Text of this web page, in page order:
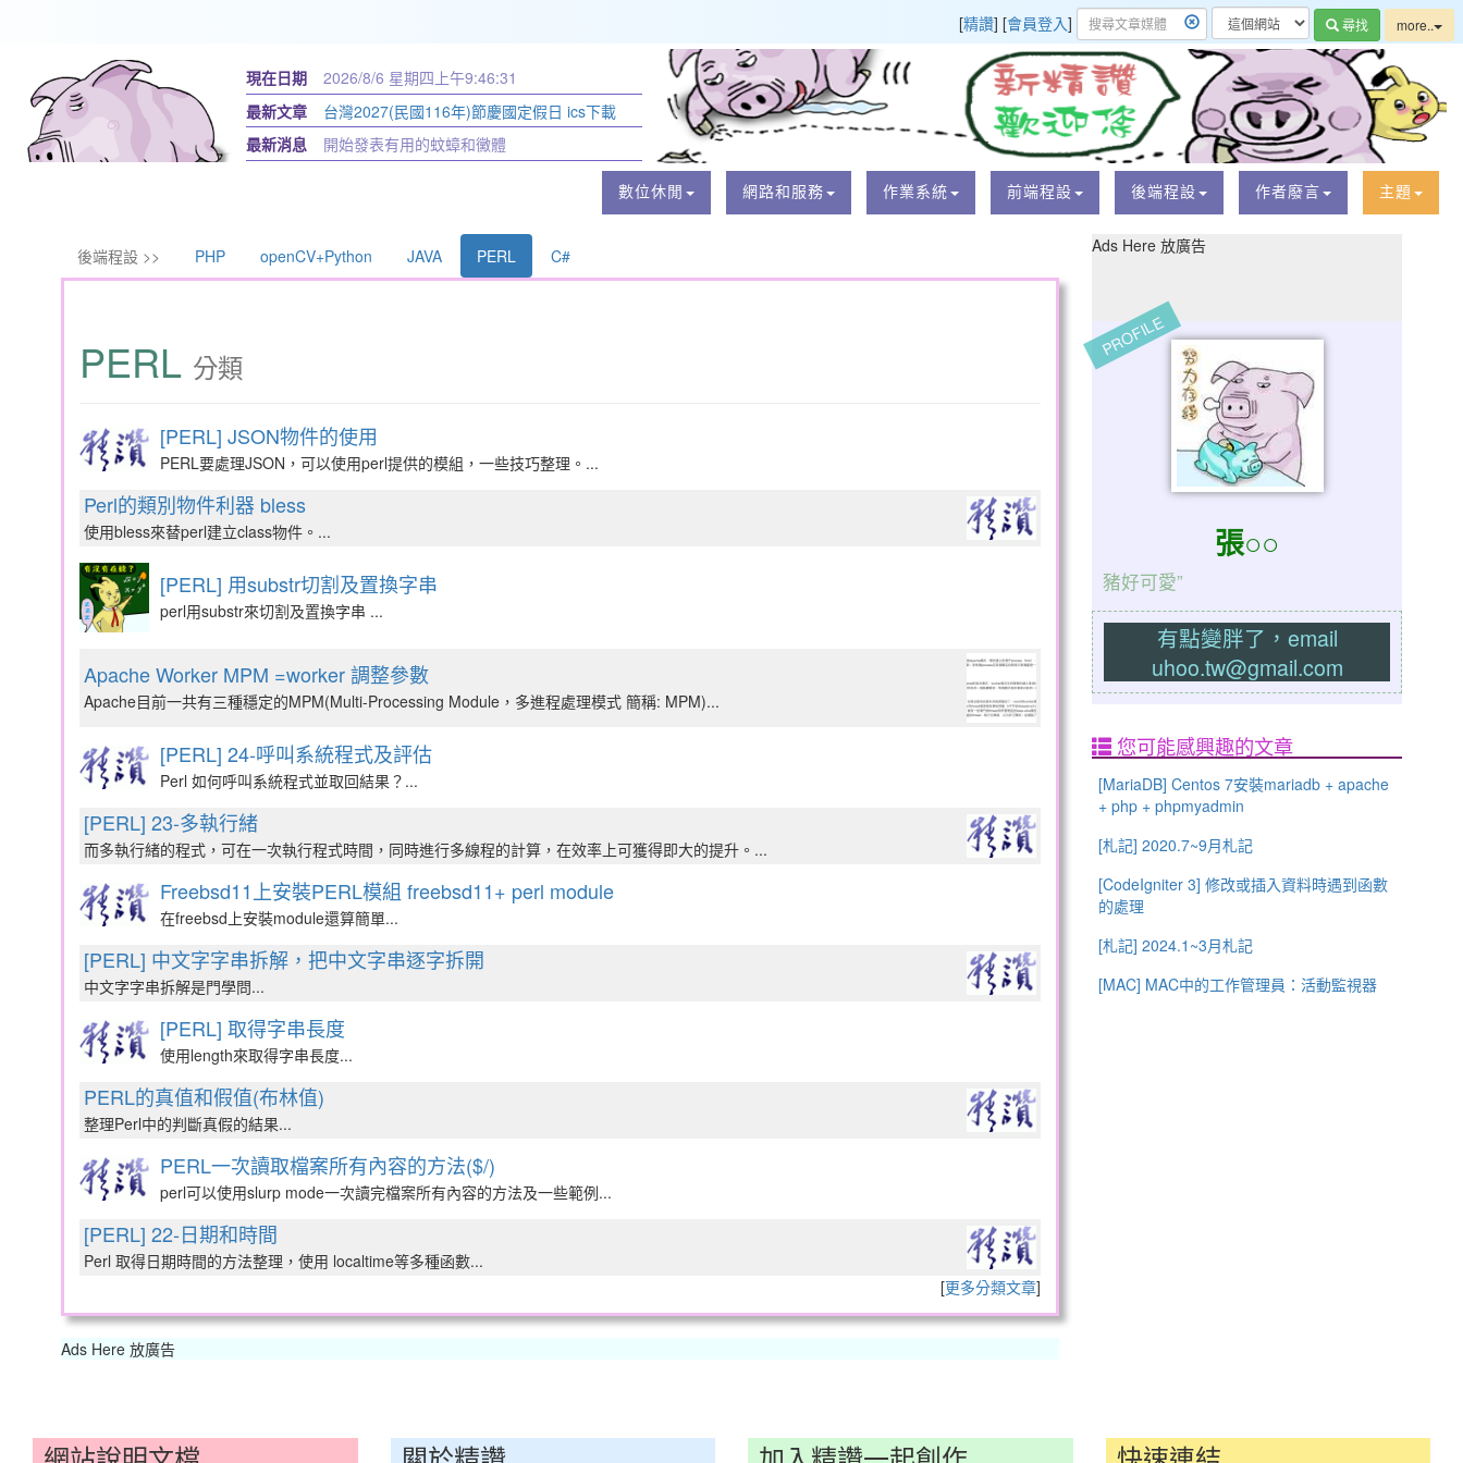
[精讚] [會員登入] 尋找 more..
現在日期 2026/8/6 星期四 上午9:46:31
最新文章
台灣2027(民國116年)節慶國定假日 ics下載
最新消息
開始發表有用的蚊蟑和黴體
數位休閒 網路和服務 作業系統 前端程設 後端程設 作者廢言 主題
後端程設 >> PHP openCV+Python JAVA PERL C#
PERL 分類
[PERL] JSON物件的使用
PERL要處理JSON，可以使用perl提供的模組，一些技巧整理。...
Perl的類別物件利器 bless
使用bless來替perl建立class物件。...
[PERL] 用substr切割及置換字串
perl用substr來切割及置換字串 ...
Apache Worker MPM =worker 調整參數
Apache目前一共有三種穩定的MPM(Multi-Processing Module，多進程處理模式 簡稱: MPM)...
[PERL] 24-呼叫系統程式及評估
Perl 如何呼叫系統程式並取回結果？...
[PERL] 23-多執行緒
而多執行緒的程式，可在一次執行程式時間，同時進行多線程的計算，在效率上可獲得即大的提升。...
Freebsd11上安裝PERL模組 freebsd11+ perl module
在freebsd上安裝module還算簡單...
[PERL] 中文字字串拆解，把中文字串逐字拆開
中文字字串拆解是門學問...
[PERL] 取得字串長度
使用length來取得字串長度...
PERL的真值和假值(布林值)
整理Perl中的判斷真假的結果...
PERL一次讀取檔案所有內容的方法($/)
perl可以使用slurp mode一次讀完檔案所有內容的方法及一些範例...
[PERL] 22-日期和時間
Perl 取得日期時間的方法整理，使用 localtime等多種函數...
[更多分類文章]
Ads Here 放廣告
Ads Here 放廣告
PROFILE
張○○
豬好可愛”
有點變胖了，email
uhoo.tw@gmail.com
您可能感興趣的文章
[MariaDB] Centos 7安裝mariadb + apache
+ php + phpmyadmin
[札記] 2020.7~9月札記
[CodeIgniter 3] 修改或插入資料時遇到函數
的處理
[札記] 2024.1~3月札記
[MAC] MAC中的工作管理員：活動監視器